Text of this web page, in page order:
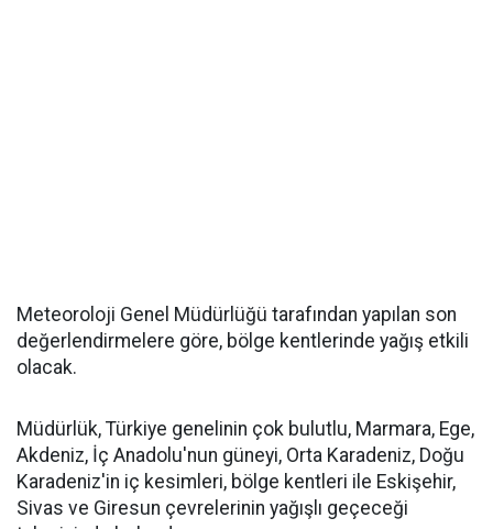
Meteoroloji Genel Müdürlüğü tarafından yapılan son
değerlendirmelere göre, bölge kentlerinde yağış etkili
olacak.
Müdürlük, Türkiye genelinin çok bulutlu, Marmara, Ege,
Akdeniz, İç Anadolu'nun güneyi, Orta Karadeniz, Doğu
Karadeniz'in iç kesimleri, bölge kentleri ile Eskişehir,
Sivas ve Giresun çevrelerinin yağışlı geçeceği